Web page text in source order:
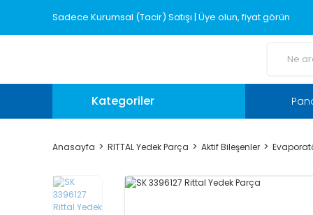
Sadece Kurumsal (Tacir) Satışı | Üye olun, fiyat görün
Kategoriler
Anasayfa RITTAL Yedek Parça Aktif Bileşenler